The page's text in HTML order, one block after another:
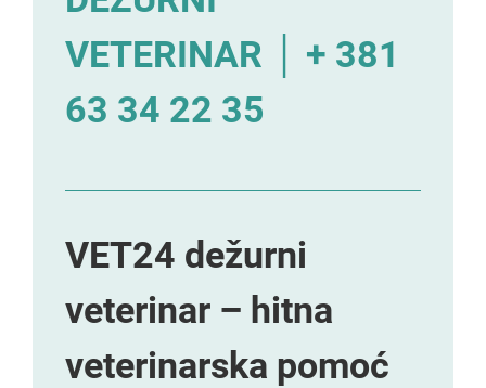
VETERINAR │ + 381
63 34 22 35
VET24 dežurni
veterinar – hitna
veterinarska pomoć